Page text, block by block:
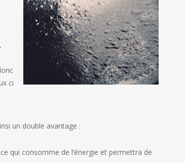
ci
un double avantage :
qui consomme de l’énergie et permettra de